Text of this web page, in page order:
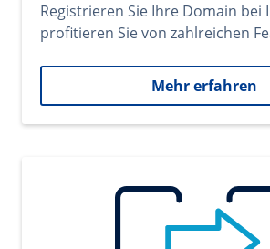
Registrieren Sie Ihre Domain bei
profitieren Sie von zahlreichen
Mehr erfahren